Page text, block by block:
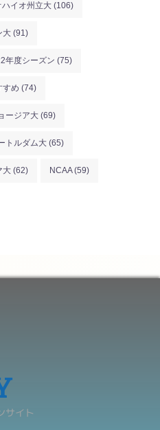
ハイオ州立大 (106)
大 (91)
年度シーズン (75)
すめ (74)
ージア大 (69)
トルダム大 (65)
大 (62) NCAA(59)
サイト